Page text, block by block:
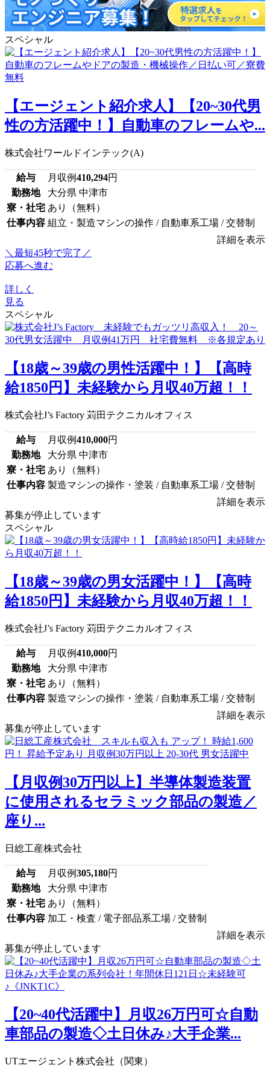
スペシャル
【エージェント紹介求人】【20~30代男
性の方活躍中！】自動車のフレームや...
株式会社ワールドインテック(A)
給与 月収例410,294円
勤務地
大分県 中津市
寮・社宅 あり（無料）
仕事内容 組立・製造マシンの操作 / 自動車系工場 / 交替制
詳細を表示
＼最短45秒で完了／
応募へ進む
詳しく
見る
スペシャル
【18歳～39歳の男性活躍中！】【高時
給1850円】未経験から月収40万超！！
株式会社J’s Factory 苅田テクニカルオフィス
給与 月収例410,000円
勤務地
大分県 中津市
寮・社宅 あり（無料）
仕事内容 製造マシンの操作・塗装 / 自動車系工場 / 交替制
詳細を表示
募集が停止しています
スペシャル
【18歳～39歳の男女活躍中！】【高時
給1850円】未経験から月収40万超！！
株式会社J’s Factory 苅田テクニカルオフィス
給与 月収例410,000円
勤務地
大分県 中津市
寮・社宅 あり（無料）
仕事内容 製造マシンの操作・塗装 / 自動車系工場 / 交替制
詳細を表示
募集が停止しています
【月収例30万円以上】半導体製造装置
に使用されるセラミック部品の製造／
座り...
日総工産株式会社
給与 月収例305,180円
勤務地
大分県 中津市
寮・社宅 あり（無料）
仕事内容 加工・検査 / 電子部品系工場 / 交替制
詳細を表示
募集が停止しています
【20~40代活躍中】月収26万円可☆自動
車部品の製造◇土日休み♪大手企業...
UTエージェント株式会社（関東）